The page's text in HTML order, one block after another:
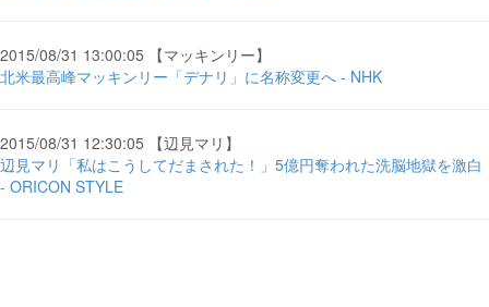
2015/08/31 13:00:05 【マッキンリー】
北米最高峰マッキンリー「デナリ」に名称変更へ - NHK
2015/08/31 12:30:05 【辺見マリ】
辺見マリ「私はこうしてだまされた！」5億円奪われた洗脳地獄を激白
- ORICON STYLE